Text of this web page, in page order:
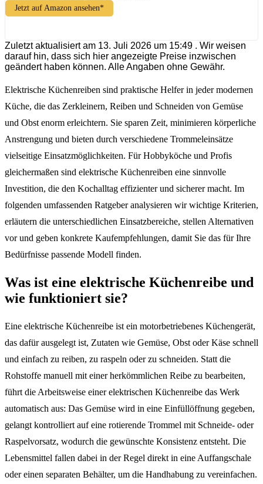
Jetzt auf Amazon ansehen*
Zuletzt aktualisiert am 13. Juli 2026 um 15:49 . Wir weisen
darauf hin, dass sich hier angezeigte Preise inzwischen
geändert haben können. Alle Angaben ohne Gewähr.
Elektrische Küchenreiben sind praktische Helfer in jeder modernen
Küche, die das Zerkleinern, Reiben und Schneiden von Gemüse
und Obst enorm erleichtern. Sie sparen Zeit, minimieren körperliche
Anstrengung und bieten durch verschiedene Trommeleinsätze
vielseitige Einsatzmöglichkeiten. Für Hobbyköche und Profis
gleichermaßen sind elektrische Küchenreiben eine sinnvolle
Investition, die den Kochalltag effizienter und sicherer macht. Im
folgenden umfassenden Ratgeber analysieren wir wichtige Kriterien,
erläutern die unterschiedlichen Einsatzbereiche, stellen Alternativen
vor und geben konkrete Kaufempfehlungen, damit Sie das für Ihre
Bedürfnisse passende Modell finden.
Was ist eine elektrische Küchenreibe und
wie funktioniert sie?
Eine elektrische Küchenreibe ist ein motorbetriebenes Küchengerät,
das dafür ausgelegt ist, Zutaten wie Gemüse, Obst oder Käse schnell
und einfach zu reiben, zu raspeln oder zu schneiden. Statt die
Rohstoffe manuell mit einer herkömmlichen Reibe zu bearbeiten,
führt die Arbeitsweise einer elektrischen Küchenreibe das Werk
automatisch aus: Das Gemüse wird in eine Einfüllöffnung gegeben,
gelangt kontrolliert auf eine rotierende Trommel mit Schneide- oder
Raspelvorsatz, wodurch die gewünschte Konsistenz entsteht. Die
Lebensmittel fallen dabei in der Regel direkt in eine Auffangschale
oder einen separaten Behälter, um die Handhabung zu vereinfachen.